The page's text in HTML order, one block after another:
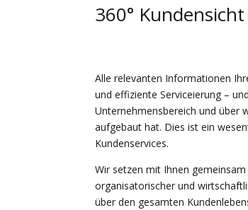
360° Kundensicht
Alle relevanten Informationen
und effiziente Serviceierung –
Unternehmensbereich und über
aufgebaut hat. Dies ist ein
Kundenservices.
Wir setzen mit Ihnen
organisatorischer und
über den gesamten